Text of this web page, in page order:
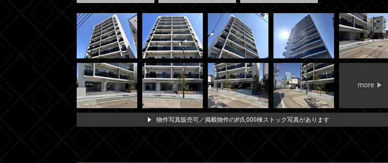
物件写真販売可／掲載物件の約5,000棟ストック写真があります